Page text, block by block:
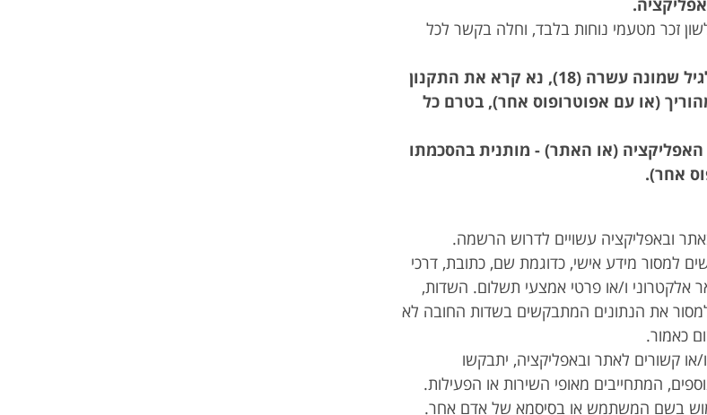
זכר מטעמי נוחות בלבד, וחלה בקשר לכל
1.7. במידה שהנך קטין, מתחת לגיל שמונה עשרה (18), נא קרא את התקנון
(או עם אפוטרופוס אחר), בטרם כל
(או האתר) - מותנית בהסכמתו
אחר).
ובאפליקציה עשויים לדרוש הרשמה.
מידע אישי, כדוגמת שם, כתובת, דרכי
ו/או פרטי אמצעי תשלום. השדות,
את הנתונים המתבקשים בשדות החובה לא
כאמור.
או קשורים לאתר ובאפליקציה, יתבקשו
המתחייבים מאופי השירות או הפעילות.